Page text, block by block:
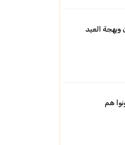
وبهجة العيد
هم